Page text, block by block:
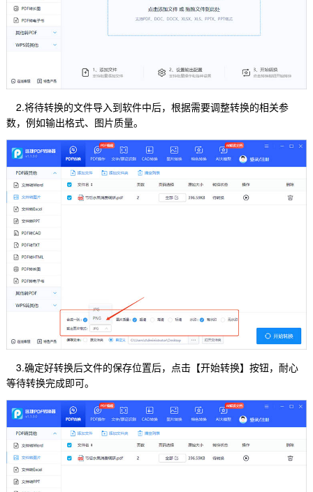
2.将待转换的文件导入到软件中后，根据需要调整转换的相关参
数，例如输出格式、图片质量。
3.确定好转换后文件的保存位置后，点击【开始转换】按钮，耐心
等待转换完成即可。